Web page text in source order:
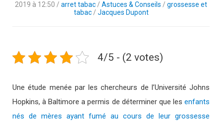
2019 à 12:50 / arret tabac / Astuces & Conseils / grossesse et
tabac/ Jacques Dupont
4/5 - (2 votes)
Une étude menée par les chercheurs de l’Université Johns
Hopkins, à Baltimore a permis de déterminer que les enfants
nés de mères ayant fumé au cours de leur grossesse